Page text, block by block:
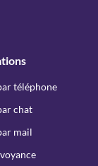
téléphone
chat
mail